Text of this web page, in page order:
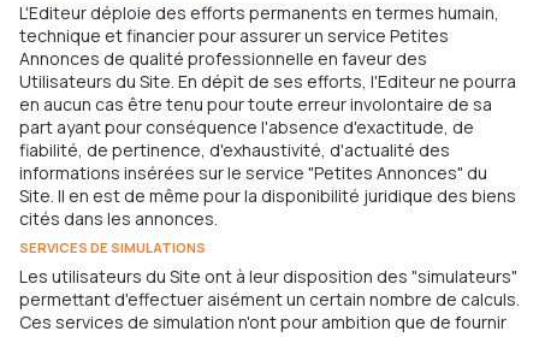
L'Editeur déploie des efforts permanents en termes humain,
technique et financier pour assurer un service Petites
Annonces de qualité professionnelle en faveur des
Utilisateurs du Site. En dépit de ses efforts, l'Editeur ne pourra
en aucun cas être tenu pour toute erreur involontaire de sa
part ayant pour conséquence l'absence d'exactitude, de
fiabilité, de pertinence, d'exhaustivité, d'actualité des
informations insérées sur le service "Petites Annonces" du
Site. Il en est de même pour la disponibilité juridique des biens
cités dans les annonces.
SERVICES DE SIMULATIONS
Les utilisateurs du Site ont à leur disposition des "simulateurs"
permettant d'effectuer aisément un certain nombre de calculs.
Ces services de simulation n'ont pour ambition que de fournir